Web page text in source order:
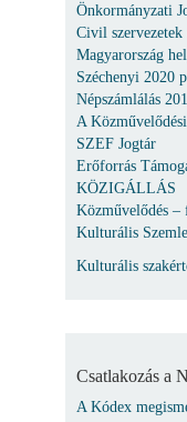
Önkormányzati
Civil szervezetek
Magyarország
Széchenyi 2020
Népszámlálás
A
SZEF Jogtár
Erőforrás
KÖZIGÁLLÁS
Közművelődés –
Kulturális
Kulturális
Csatlakozás a
A Kódex